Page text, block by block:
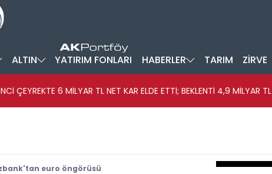
ALTIN YATIRIM FONLARI HABERLER TARIM ZİRVE
ÇEYREKTE 6 MİLYAR TL NET KAR ELDE ETTİ; BEKLENTİ 4,9 MİLYAR TL
euro öngörüsü